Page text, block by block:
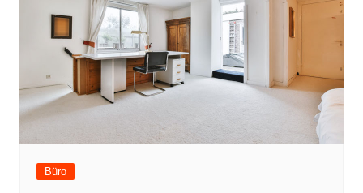
Büro